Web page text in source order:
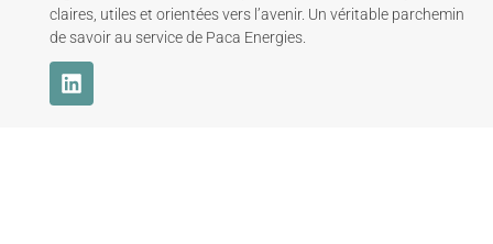
claires, utiles et orientées vers l’avenir. Un véritable parchemin
de savoir au service de Paca Energies.